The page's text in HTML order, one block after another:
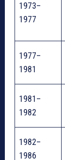
1973–
1977
1977–
1981
1981–
1982
1982–
1986